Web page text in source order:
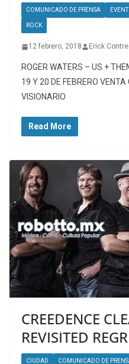
COMUNICADO DE PRENSA
ROCK
12 febrero, 2018 Erick
ROGER WATERS – US +
19 Y 20 DE FEBRERO VENTA
VISIONARIO
Read More
CREEDENCE
REVISITED
CIUDAD COMUNICADO DE